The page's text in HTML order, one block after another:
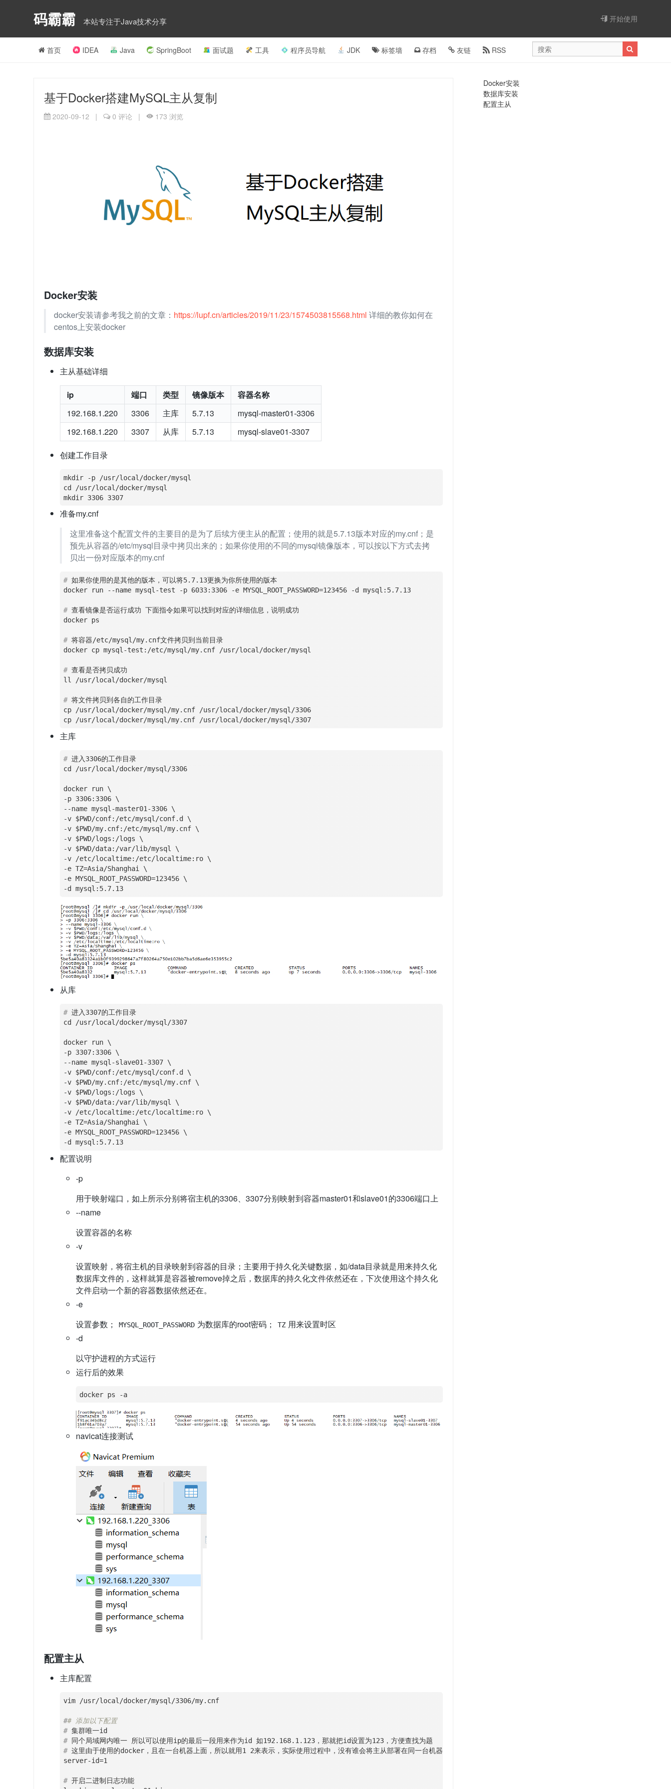
码霸霸 本站专注于Java技术分享 开始使用
首页 IDEA Java SpringBoot 面试题 工具 程序员导航 JDK 标签墙 存档 友链 RSS
基于Docker搭建MySQL主从复制
2020-09-12 | 0 评论 | 173 浏览
Docker安装
docker安装请参考我之前的文章： https://lupf.cn/articles/2019/11/23/1574503815568.html 详细的教你如何在
centos上安装docker
数据库安装
主从基础详细
ip 端口 类型 镜像版本
容器名称
192.168.1.220
3306 主库 5.7.13
mysql-master01-3306
192.168.1.220
3307 从库 5.7.13 mysql-slave01-3307
创建工作目录
mkdir -p /usr/local/docker/mysql
cd /usr/local/docker/mysql
准备my.cnf
这里准备这个配置文件的主要目的是为了后续方便主从的配置；使用的就是5.7.13版本对应的my.cnf；是
预先从容器的/etc/mysql目录中拷贝出来的；如果你使用的不同的mysql镜像版本，可以按以下方式去拷
贝出一份对应版本的my.cnf
# 如果你使用的是其他的版本，可以将5.7.13更换为你所使用的版本
# 查看镜像是否运行成功 下面指令如果可以找到对应的详细信息，说明成功
# 将容器/etc/mysql/my.cnf文件拷贝到当前目录
# 查看是否拷贝成功
# 将文件拷贝到各自的工作目录
cp /usr/local/docker/mysql/my.cnf /usr/local/docker/mysql/3306
主库
# 进入3306的工作目录
cd /usr/local/docker/mysql/3306
docker run \
-p 3306:3306 \
--name mysql-master01-3306 \
-v $PWD/conf:/etc/mysql/conf.d \
-v $PWD/my.cnf:/etc/mysql/my.cnf \
-v $PWD/logs:/logs \
-v $PWD/data:/var/lib/mysql \
-v /etc/localtime:/etc/localtime:ro \
-e TZ=Asia/Shanghai \
-e MYSQL_ROOT_PASSWORD=123456 \
从库
# 进入3307的工作目录
cd /usr/local/docker/mysql/3307
docker run \
-p 3307:3306 \
--name mysql-slave01-3307 \
-v $PWD/conf:/etc/mysql/conf.d \
-v $PWD/my.cnf:/etc/mysql/my.cnf \
-v $PWD/logs:/logs \
-v $PWD/data:/var/lib/mysql \
-v /etc/localtime:/etc/localtime:ro \
-e TZ=Asia/Shanghai \
-e MYSQL_ROOT_PASSWORD=123456 \
配置说明
-p
用于映射端口，如上所示分别将宿主机的3306、3307分别映射到容器master01和slave01的3306端口上
--name
设置容器的名称
-v
设置映射，将宿主机的目录映射到容器的目录；主要用于持久化关键数据，如/data目录就是用来持久化
数据库文件的，这样就算是容器被remove掉之后，数据库的持久化文件依然还在，下次使用这个持久化
文件启动一个新的容器数据依然还在。
-e
设置参数；
MYSQL_ROOT_PASSWORD 为数据库的root密码； TZ 用来设置时区
-d
以守护进程的方式运行
运行后的效果
navicat连接测试
配置主从
主库配置
## 添加以下配置
# 集群唯一id
# 同个局域网内唯一 所以可以使用ip的最后一段用来作为id 如192.168.1.123，那就把id设置为123，方便查找为题
# 这里由于使用的docker，且在一台机器上面，所以就用1 2来表示，实际使用过程中，没有谁会将主从部署在同一台机器上的
# 开启二进制日志功能
Docker安装
数据库安装
配置主从